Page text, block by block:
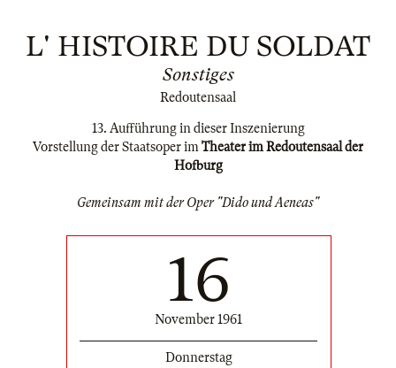
L' HISTOIRE DU SOLDAT
Sonstiges
Redoutensaal
13. Aufführung in dieser Inszenierung
Vorstellung der Staatsoper imTheater im Redoutensaal der
Hofburg
Gemeinsam mit der Oper "Dido und Aeneas"
16
November 1961
Donnerstag